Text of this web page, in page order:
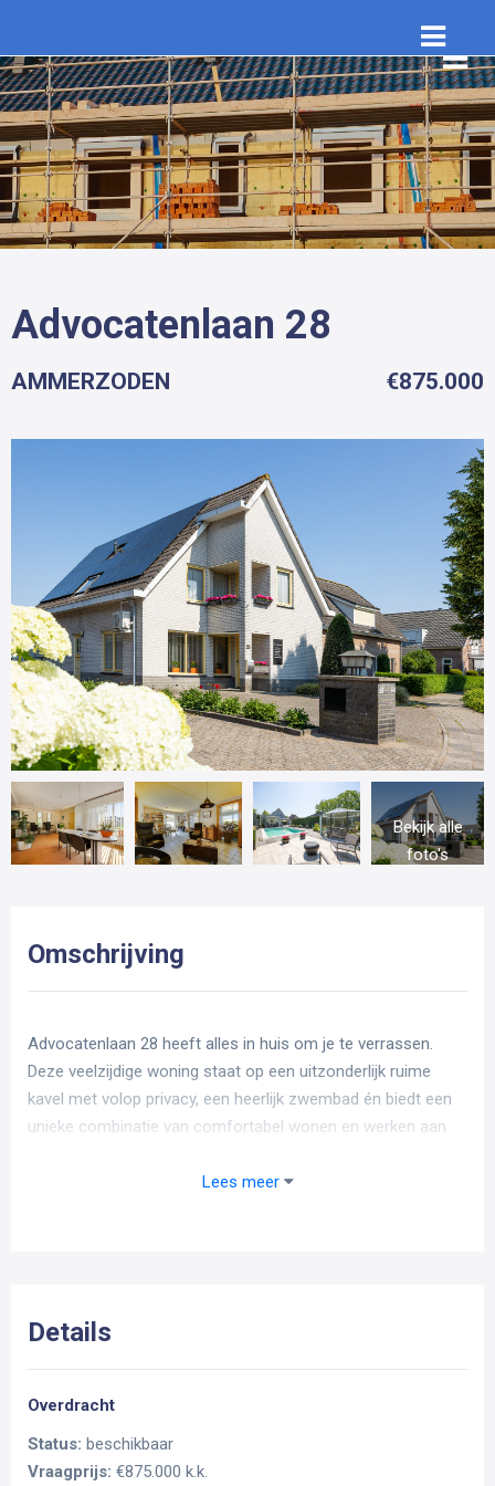
Advocatenlaan 28
AMMERZODEN €875.000
Bekijk alle
foto's
Omschrijving
Advocatenlaan 28 heeft alles in huis om je te verrassen.
Deze veelzijdige woning staat op een uitzonderlijk ruime
kavel met volop privacy, een heerlijk zwembad én biedt een
unieke combinatie van comfortabel wonen en werken aan
Dankzij de royale indeling is een kantoor of praktijk aan huis
locatie, op loopafstand van de dagelijkse voorzieningen van
Ammerzoden. Zie jij de mogelijkheden van deze alleskunner
al?
Lees meer
Details
Overdracht
Status: beschikbaar
Vraagprijs: €875.000 k.k.